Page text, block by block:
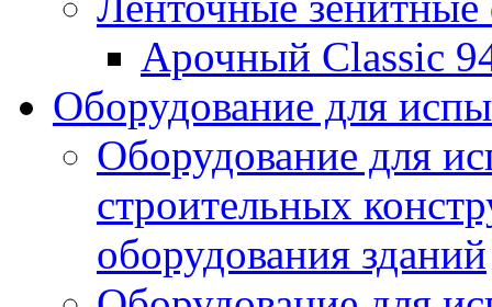
Арочный Classic
Оборудование для
Оборудование для
строительных
оборудования зданий